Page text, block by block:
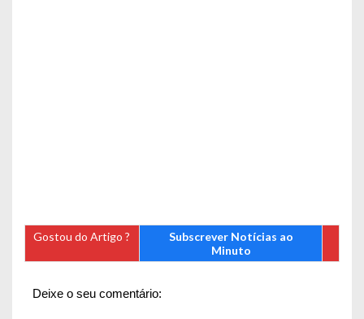
Gostou do Artigo ?
Subscrever Notícias ao
Minuto
Deixe o seu comentário: